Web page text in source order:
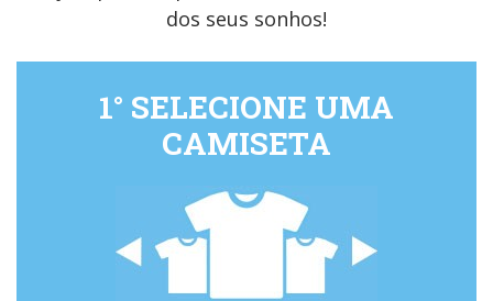
dos seus sonhos!
1° SELECIONE UMA
CAMISETA